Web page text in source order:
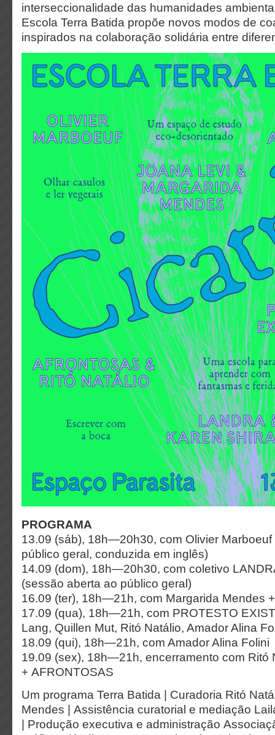
interseccionalidade das humanidades
Escola Terra Batida propõe novos modos de
inspirados na colaboração solidária entre
PROGRAMA
13.09 (sáb), 18h—20h30, com Olivier
público geral, conduzida em inglês)
14.09 (dom), 18h—20h30, com coletivo
(sessão aberta ao público geral)
16.09 (ter), 18h—21h, com Margarida Mendes
17.09 (qua), 18h—21h, com PROTESTO
Lang, Quillen Mut, Ritó Natálio, Amador Alina
18.09 (qui), 18h—21h, com Amador Alina Folini
19.09 (sex), 18h—21h, encerramento com Ritó
+ AFRONTOSAS
Um programa Terra Batida | Curadoria Ritó
Mendes | Assistência curatorial e mediação
Produção executiva e administração